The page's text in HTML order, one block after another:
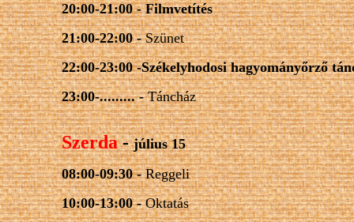
20:00-21:00 -Filmvetítés
21:00-22:00 -Szünet
22:00-23:00 -Székelyhodosi hagyományőrző
23:00-......... -Táncház
Szerda-július 15
08:00-09:30 -Reggeli
10:00-13:00 -Oktatás